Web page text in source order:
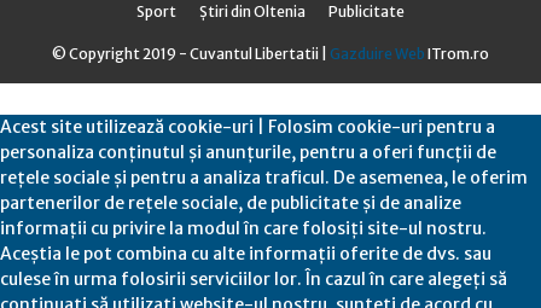
Sport
Știri din Oltenia Publicitate
© Copyright 2019 - Cuvantul Libertatii | Gazduire Web ITrom.ro
Acest site utilizează cookie-uri | Folosim cookie-uri pentru a
personaliza conținutul și anunțurile, pentru a oferi funcții de
rețele sociale și pentru a analiza traficul. De asemenea, le oferim
partenerilor de rețele sociale, de publicitate și de analize
informații cu privire la modul în care folosiți site-ul nostru.
Aceștia le pot combina cu alte informații oferite de dvs. sau
culese în urma folosirii serviciilor lor. În cazul în care alegeți să